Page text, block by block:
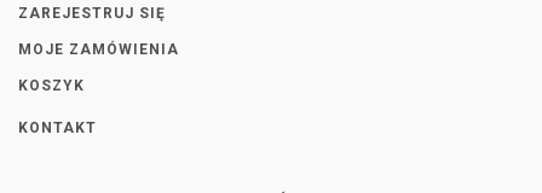
ZAREJESTRUJ SIĘ
MOJE ZAMÓWIENIA
KOSZYK
KONTAKT